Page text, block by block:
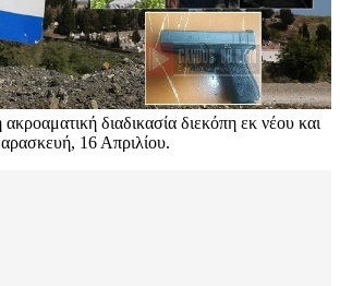
διαδικασία διεκόπη εκ νέου και
16 Απριλίου.